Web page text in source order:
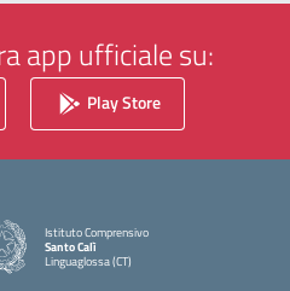
app ufficiale su:
Play Store
Istituto Comprensivo
Santo Calì
Linguaglossa (CT)
— Visita la pagina iniziale della scuola